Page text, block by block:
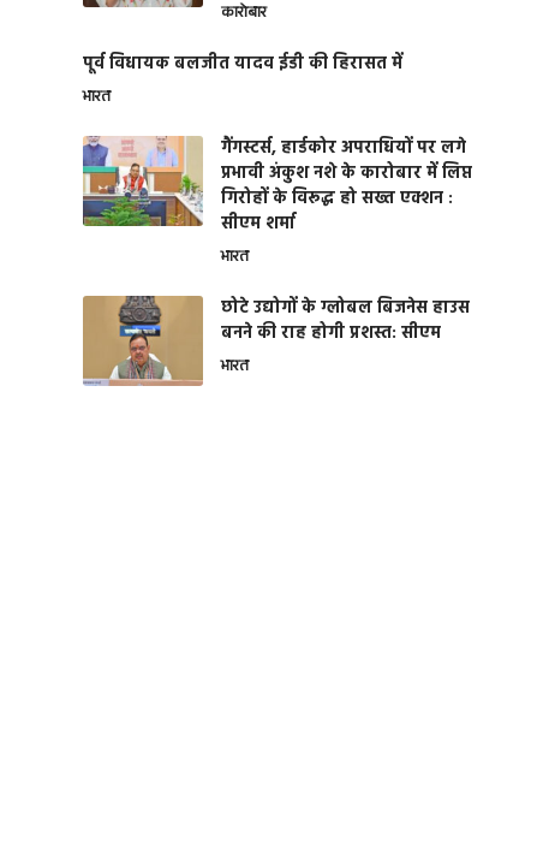
कारोबार
पूर्व विधायक बलजीत यादव ईडी की हिरासत में
भारत
गैंगस्टर्स, हार्डकोर अपराधियों पर लगे
प्रभावी अंकुश नशे के कारोबार में लिप्त
गिरोहों के विरूद्ध हो सख्त एक्शन :
सीएम शर्मा
भारत
छोटे उद्योगों के ग्लोबल बिजनेस हाउस
बनने की राह होगी प्रशस्त: सीएम
भारत